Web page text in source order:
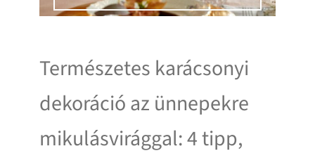
Természetes karácsonyi
dekoráció az ünnepekre
mikulásvirággal: 4 tipp,